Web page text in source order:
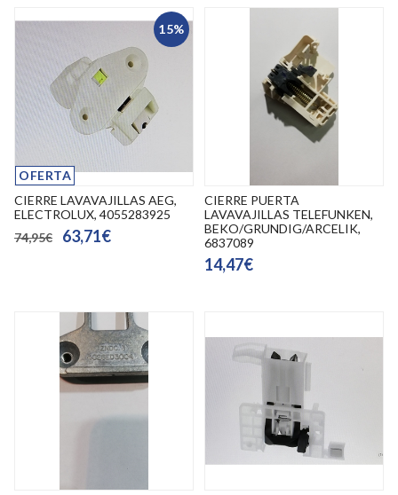
15%
OFERTA
CIERRE LAVAVAJILLAS AEG,
ELECTROLUX, 4055283925
74,95€
63,71€
CIERRE PUERTA
LAVAVAJILLAS TELEFUNKEN,
BEKO/GRUNDIG/ARCELIK,
6837089
14,47€